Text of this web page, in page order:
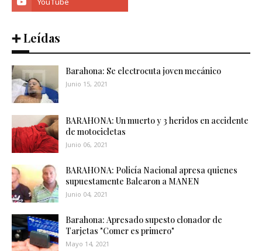
➕ Leídas
Barahona: Se electrocuta joven mecánico
Junio 15, 2021
BARAHONA: Un muerto y 3 heridos en accidente
de motocicletas
Junio 06, 2021
BARAHONA: Policía Nacional apresa quienes
supuestamente Balearon a MANEN
Junio 04, 2021
Barahona: Apresado supesto clonador de
Tarjetas "Comer es primero"
Mayo 14, 2021